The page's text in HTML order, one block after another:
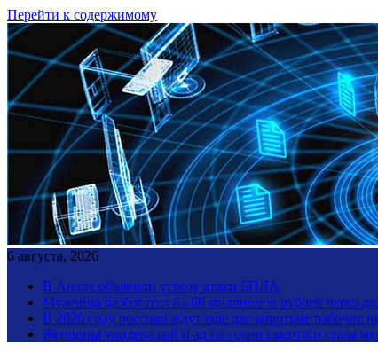
Перейти к содержимому
6 августа, 2026
В Анапе объявили угрозу атаки БПЛА
Мужчина разбогател на 80 миллионов рублей через
В 2026 году россиян ждут еще две короткие рабочие
Женщина увидела рай и ад на грани смерти и стала